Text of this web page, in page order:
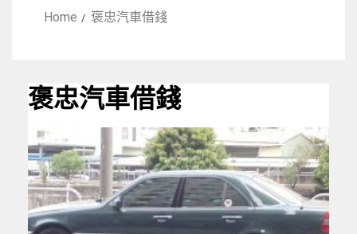
Home 褒忠汽車借錢
褒忠汽車借錢